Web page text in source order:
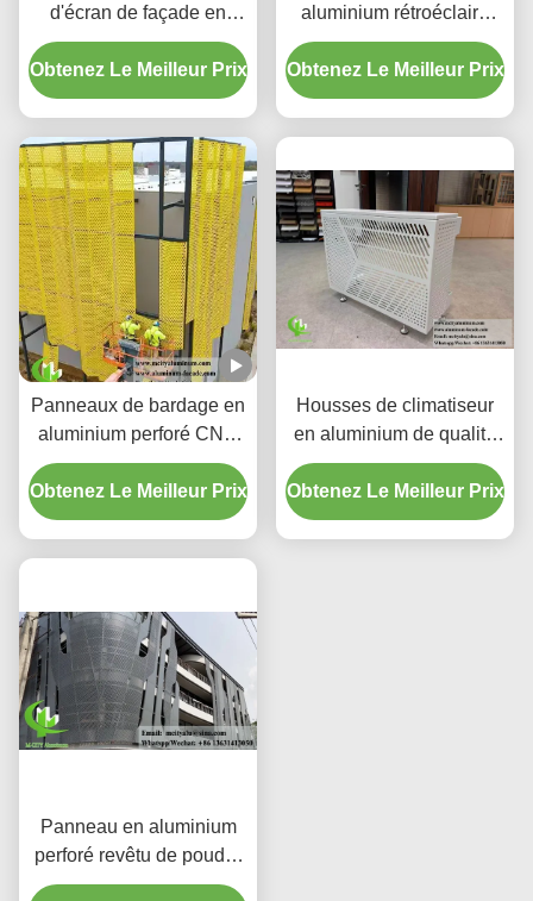
d'écran de façade en
aluminium perforé à
dégradé personnalisé
Obtenez Le Meilleur Prix
aluminium rétroéclairé
perforé personnalisé avec
boîtier LED intégré et
motifs de découpe laser
Obtenez Le Meilleur Prix
Panneaux de bardage en
aluminium perforé CNC
personnalisés avec
alliage 3003 H14/H24 et
revêtement PVDF pour
Obtenez Le Meilleur Prix
Housses de climatiseur
en aluminium de qualité
supérieure | Écrans de
protection décoratifs
Obtenez Le Meilleur Prix
Panneau en aluminium
perforé revêtu de poudre
avec couleurs RAL